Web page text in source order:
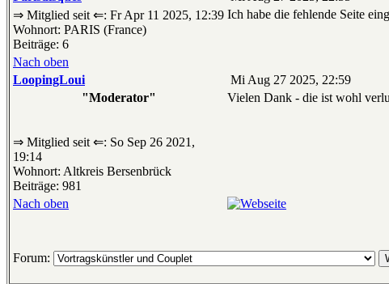
⇒ Mitglied seit ⇐: Fr Apr 11 2025, 12:39
Wohnort: PARIS (France)
Beiträge: 6
Ich habe die fehlende Seite
Nach oben
LoopingLoui
Mi Aug 27 2025, 22:59
"Moderator"
⇒ Mitglied seit ⇐: So Sep 26 2021,
19:14
Wohnort: Altkreis Bersenbrück
Beiträge: 981
Vielen Dank - die ist wohl
Nach oben
Forum: